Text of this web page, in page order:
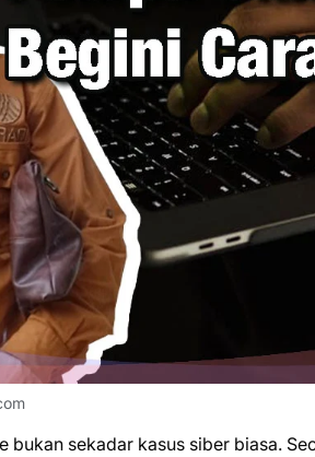
bukan sekadar kasus siber biasa.